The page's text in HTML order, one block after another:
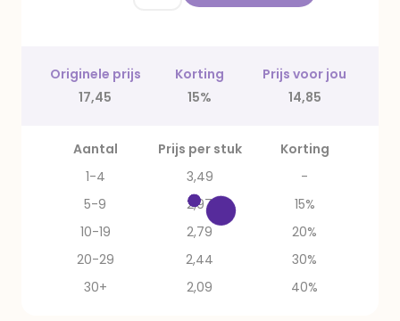
Originele prijs Korting
Prijs voor jou
17,45
15% 14,85
Aantal Prijs per stuk
Korting
1-4
3,49
-
5-9
2,97
15%
10-19
2,79
20%
20-29
2,44
30%
30+
2,09 40%